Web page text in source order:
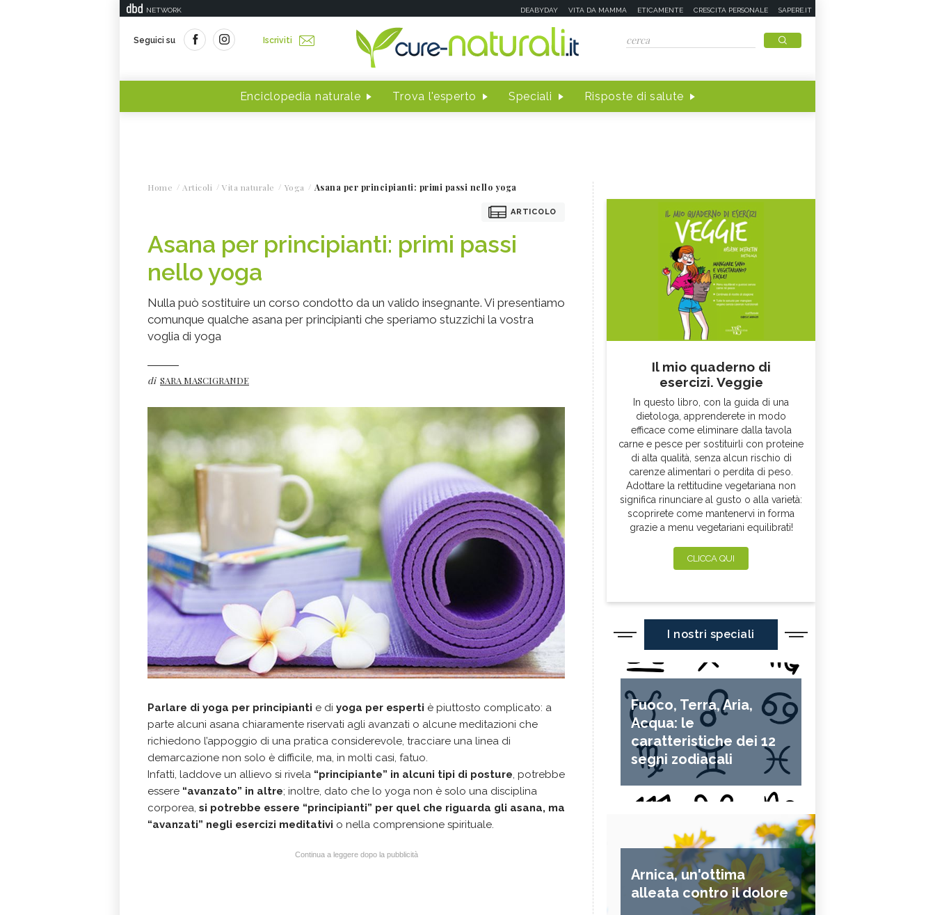
NETWORK DEABYDAY VITA DA MAMMA ETICAMENTE CRESCITA PERSONALE SAPERE.IT
Seguici su Iscriviti
Enciclopedia naturale Trova l'esperto Speciali Risposte di salute
Home Articoli Vita naturale Yoga Asana per principianti: primi passi nello yoga
ARTICOLO
Asana per principianti: primi passi
nello yoga
Nulla può sostituire un corso condotto da un valido insegnante. Vi presentiamo
comunque qualche asana per principianti che speriamo stuzzichi la vostra
voglia di yoga
di SARA MASCIGRANDE
Parlare di yoga per principianti e di yoga per esperti è piuttosto complicato: a
parte alcuni asana chiaramente riservati agli avanzati o alcune meditazioni che
richiedono l’appoggio di una pratica considerevole, tracciare una linea di
demarcazione non solo è difficile, ma, in molti casi, fatuo.
Infatti, laddove un allievo si rivela “principiante” in alcuni tipi di posture, potrebbe
essere “avanzato” in altre; inoltre, dato che lo yoga non è solo una disciplina
corporea, si potrebbe essere “principianti” per quel che riguarda gli asana, ma
“avanzati” negli esercizi meditativi o nella comprensione spirituale.
Continua a leggere dopo la pubblicità
Il mio quaderno di
esercizi. Veggie
In questo libro, con la guida di una
dietologa, apprenderete in modo
efficace come eliminare dalla tavola
carne e pesce per sostituirli con proteine
di alta qualità, senza alcun rischio di
carenze alimentari o perdita di peso.
Adottare la rettitudine vegetariana non
significa rinunciare al gusto o alla varietà:
scoprirete come mantenervi in forma
grazie a menu vegetariani equilibrati!
CLICCA QUI
I nostri speciali
Fuoco, Terra, Aria,
Acqua: le
caratteristiche dei 12
segni zodiacali
Arnica, un'ottima
alleata contro il dolore